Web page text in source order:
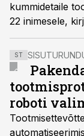
kummidetaile
ST
roboti